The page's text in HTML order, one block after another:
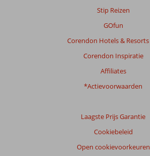
Stip Reizen
GOfun
Corendon Hotels & Resorts
Corendon Inspiratie
Affiliates
*Actievoorwaarden
Laagste Prijs Garantie
Cookiebeleid
Open cookievoorkeuren